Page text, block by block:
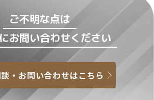
ご不明な点は
お問い合わせください
・お問い合わせはこちら